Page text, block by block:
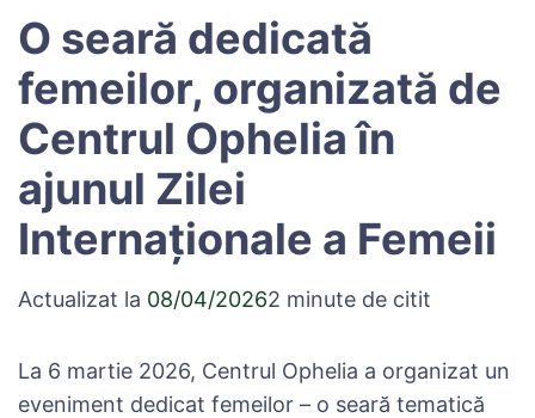
O seară dedicată
femeilor, organizată de
Centrul Ophelia în
ajunul Zilei
Internaționale a Femeii
Actualizat la 08/04/20262 minute de citit
La 6 martie 2026, Centrul Ophelia a organizat un
eveniment dedicat femeilor – o seară tematică